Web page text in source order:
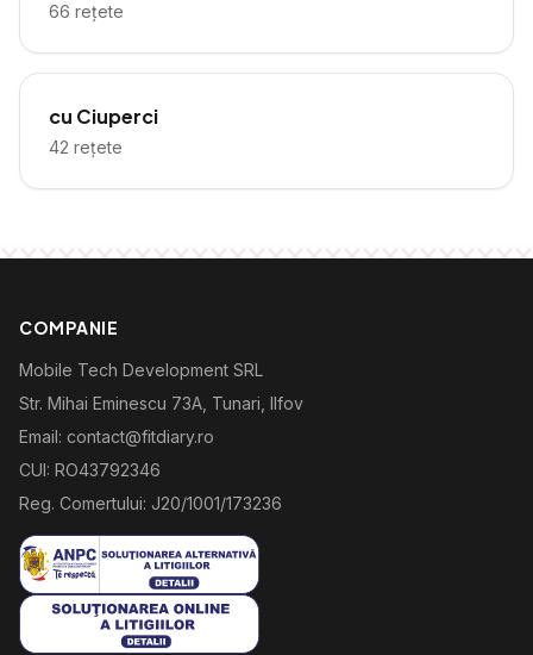
66 rețete
cu Ciuperci
42 rețete
COMPANIE
Mobile Tech Development SRL
Str. Mihai Eminescu 73A, Tunari, Ilfov
Email: contact@fitdiary.ro
CUI: RO43792346
Reg. Comertului: J20/1001/173236